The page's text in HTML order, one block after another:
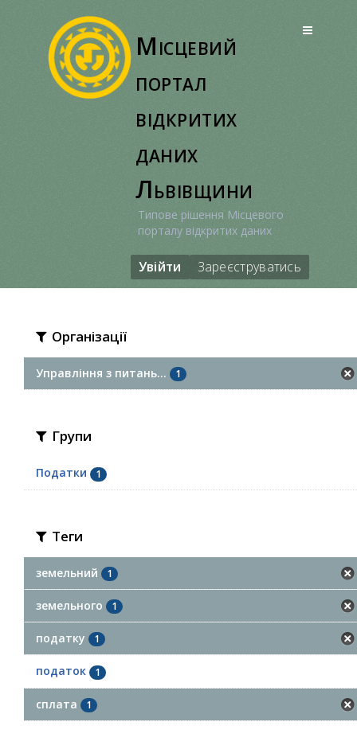
Місцевий
портал
відкритих
даних
Львівщини
Типове рішення Місцевого
порталу відкритих даних
Увійти Зареєструватись
Організації
Управління з питань... 1
Групи
Податки 1
Теги
земельний 1
земельного 1
податку 1
податок 1
сплата 1